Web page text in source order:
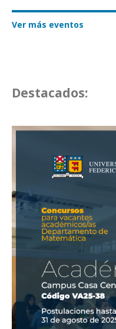
Ver más eventos
Destacados: